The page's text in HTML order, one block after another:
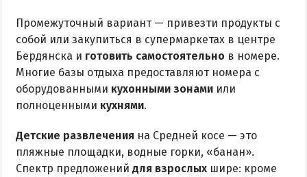
Промежуточный вариант — привезти продукты с
собой или закупиться в супермаркетах в центре
Бердянска и готовить самостоятельно в номере.
Многие базы отдыха предоставляют номера с
оборудованными кухонными зонами или
полноценными кухнями.
Детские развлечения на Средней косе — это
пляжные площадки, водные горки, «банан».
Спектр предложений для взрослых шире: кроме